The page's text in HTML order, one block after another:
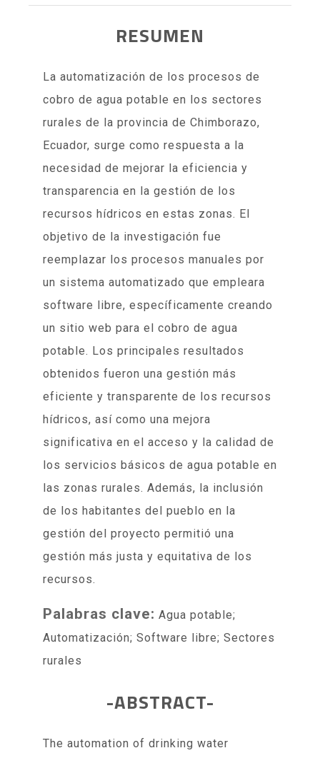
RESUMEN
La automatización de los procesos de
cobro de agua potable en los sectores
rurales de la provincia de Chimborazo,
Ecuador, surge como respuesta a la
necesidad de mejorar la eficiencia y
transparencia en la gestión de los
recursos hídricos en estas zonas. El
objetivo de la investigación fue
reemplazar los procesos manuales por
un sistema automatizado que empleara
software libre, específicamente creando
un sitio web para el cobro de agua
potable. Los principales resultados
obtenidos fueron una gestión más
eficiente y transparente de los recursos
hídricos, así como una mejora
significativa en el acceso y la calidad de
los servicios básicos de agua potable en
las zonas rurales. Además, la inclusión
de los habitantes del pueblo en la
gestión del proyecto permitió una
gestión más justa y equitativa de los
recursos.
Palabras clave: Agua potable;
Automatización; Software libre; Sectores
rurales
-ABSTRACT-
The automation of drinking water